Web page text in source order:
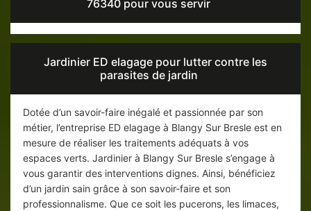
76340 pour vous servir
Jardinier ED elagage pour lutter contre les
parasites de jardin
Dotée d’un savoir-faire inégalé et passionnée par son
métier, l’entreprise ED elagage à Blangy Sur Bresle est en
mesure de réaliser les traitements adéquats à vos
espaces verts. Jardinier à Blangy Sur Bresle s’engage à
vous garantir des interventions dignes. Ainsi, bénéficiez
d’un jardin sain grâce à son savoir-faire et son
professionnalisme. Que ce soit les pucerons, les limaces,